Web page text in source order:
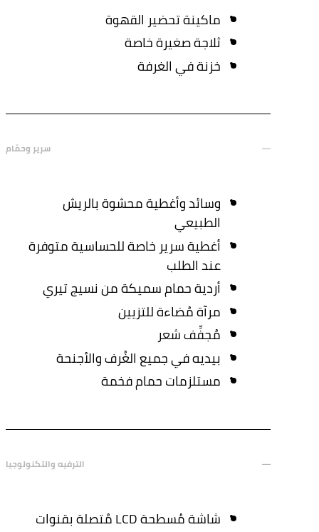
ماكينة تحضير القهوة
ثلاجة صغيرة خاصة
خزنة في الغرفة
سرير وحمّام
وسائد وأغطية محشوة بالريش
الطبيعي
أغطية سرير خاصة للحساسية متوفرة
عند الطلب
أردية حمام سميكة من نسيج تيري
مرآة مُضاءة للتزيين
مُجفِّف شعر
بيديه في جميع الغُرف والأجنحة
مستلزمات حمام فخمة
الترفيه والتكنولوجيا
شاشة مُسطحة LCD مُتصلة بقنوات